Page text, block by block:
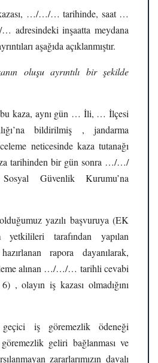
…/…/… tarihinde, saat …
inşaatta meydana
aşağıda açıklanmıştır.
oluşu ayrıntılı bir şekilde
kaza, aynı gün … İli, … İlçesi
bildirilmiş , jandarma
neticesinde kaza tutanağı
tarihinden bir gün sonra …/…/
Güvenlik Kurumu’na
yazılı başvuruya (EK
tarafından yapılan
rapora dayanılarak,
alınan …/…/… tarihli cevabi
, olayın iş kazası olmadığını
iş göremezlik ödeneği
geliri bağlanması ve
zararlarımızın davalı